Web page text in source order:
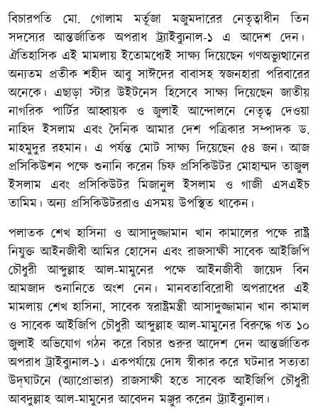
বিচারপতি মো. গোলাম মর্তূজা মজুমদারের নেতৃত্বাধীন তিন
সদস্যের আন্তর্জাতিক অপরাধ ট্র্যাইব্যুনাল-১ এ আদেশ দেন।
ঐতিহাসিক এই মামলায় ইতোমধ্যেই সাক্ষ্য দিয়েছেন গণঅভ্যুত্থানের
অন্যতম প্রতীক শহীদ আবু সাঈদের বাবাসহ স্বজনহারা পরিবারের
অনেকে। এছাড়া স্টার উইটনেস হিসেবে সাক্ষ্য দিয়েছেন জাতীয়
নাগরিক পার্টির আহ্বায়ক ও জুলাই আন্দোলনে নেতৃত্ব দেওয়া
নাহিদ ইসলাম এবং দৈনিক আমার দেশ পত্রিকার সম্পাদক ড.
মাহমুদুর রহমান। এ পর্যন্ত মোট সাক্ষ্য দিয়েছেন ৫৪ জন। আজ
প্রসিকিউশন পক্ষে শুনানি করেন চিফ প্রসিকিউটর মোহাম্মদ তাজুল
ইসলাম এবং প্রসিকিউটর মিজানুল ইসলাম ও গাজী এসএইচ
তামিম। অন্য প্রসিকিউটররাও এসময় উপস্থিত থাকেন।
পলাতক শেখ হাসিনা ও আসাদুজ্জামান খান কামালের পক্ষে রাষ্ট্র
নিযুক্ত আইনজীবী আমির হোসেন এবং রাজসাক্ষী সাবেক আইজিপি
চৌধুরী আব্দুল্লাহ আল-মামুনের পক্ষে আইনজীবী জায়েদ বিন
আমজাদ শুনানিতে অংশ নেন। মানবতাবিরোধী অপরাধের এই
মামলায় শেখ হাসিনা, সাবেক স্বরাষ্ট্রমন্ত্রী আসাদুজ্জামান খান কামাল
ও সাবেক আইজিপি চৌধুরী আব্দুল্লাহ আল-মামুনের বিরুদ্ধে গত ১০
জুলাই অভিযোগ গঠন করে বিচার শুরুর আদেশ দেন আন্তর্জাতিক
অপরাধ ট্রাইব্যুনাল-১। একপর্যায়ে দোষ স্বীকার করে ঘটনার সত্যতা
উদ্‌ঘাটনে (অ্যাপ্রোভার) রাজসাক্ষী হতে সাবেক আইজিপি চৌধুরী
আবদুল্লাহ আল-মামুনের আবেদন মঞ্জুর করেন ট্র্যাইব্যুনাল।